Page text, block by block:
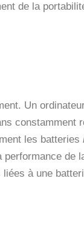
de la
Un
constamment
les batteries
performance de
à une